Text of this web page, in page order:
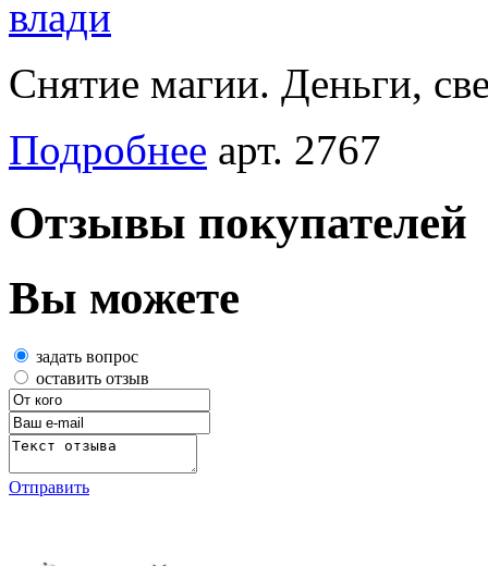
Снятие магии. Деньги,
Подробнее арт. 2767
Отзывы покупателей
Вы можете
задать вопрос
оставить отзыв
Отправить